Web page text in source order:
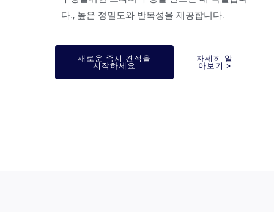
다., 높은 정밀도와 반복성을 제공합니다.
새로운 즉시 견적을
시작하세요
자세히 알
아보기 >